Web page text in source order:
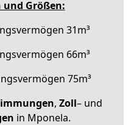
Größen:
31m³
66m³
75m³
, Zoll– und
in Mponela.